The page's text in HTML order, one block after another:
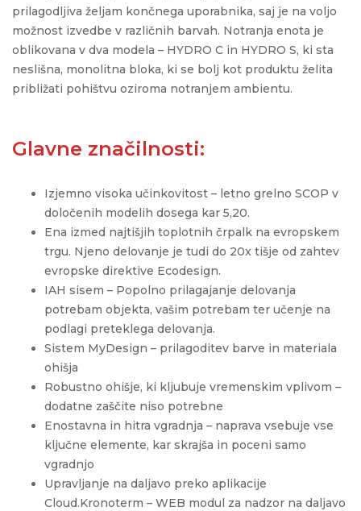
prilagodljiva željam končnega uporabnika, saj je na voljo
možnost izvedbe v različnih barvah. Notranja enota je
oblikovana v dva modela – HYDRO C in HYDRO S, ki sta
neslišna, monolitna bloka, ki se bolj kot produktu želita
približati pohištvu oziroma notranjem ambientu.
Glavne značilnosti:
Izjemno visoka učinkovitost – letno grelno SCOP v
določenih modelih dosega kar 5,20.
Ena izmed najtišjih toplotnih črpalk na evropskem
trgu. Njeno delovanje je tudi do 20x tišje od zahtev
evropske direktive Ecodesign.
IAH sisem – Popolno prilagajanje delovanja
potrebam objekta, vašim potrebam ter učenje na
podlagi preteklega delovanja.
Sistem MyDesign – prilagoditev barve in materiala
ohišja
Robustno ohišje, ki kljubuje vremenskim vplivom –
dodatne zaščite niso potrebne
Enostavna in hitra vgradnja – naprava vsebuje vse
ključne elemente, kar skrajša in poceni samo
vgradnjo
Upravljanje na daljavo preko aplikacije
Cloud.Kronoterm – WEB modul za nadzor na daljavo